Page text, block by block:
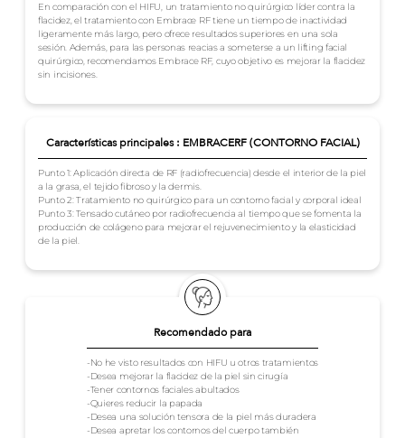
Recomendado para
-No he visto resultados con HIFU u otros tratamientos
-Desea mejorar la flacidez de la piel sin cirugía
-Tener contornos faciales abultados
-Quieres reducir la papada
-Desea una solución tensora de la piel más duradera
-Desea apretar los contornos del cuerpo también
En comparación con el HIFU, un tratamiento no quirúrgico líder contra la
flacidez, el tratamiento con Embrace RF tiene un tiempo de inactividad
ligeramente más largo, pero ofrece resultados superiores en una sola
sesión. Además, para las personas reacias a someterse a un lifting facial
quirúrgico, recomendamos Embrace RF, cuyo objetivo es mejorar la flacidez
sin incisiones.
Características principales : EMBRACERF (CONTORNO FACIAL)
Punto 1: Aplicación directa de RF (radiofrecuencia) desde el interior de la piel
a la grasa, el tejido fibroso y la dermis.
Punto 2: Tratamiento no quirúrgico para un contorno facial y corporal ideal
Punto 3: Tensado cutáneo por radiofrecuencia al tiempo que se fomenta la
producción de colágeno para mejorar el rejuvenecimiento y la elasticidad
de la piel.